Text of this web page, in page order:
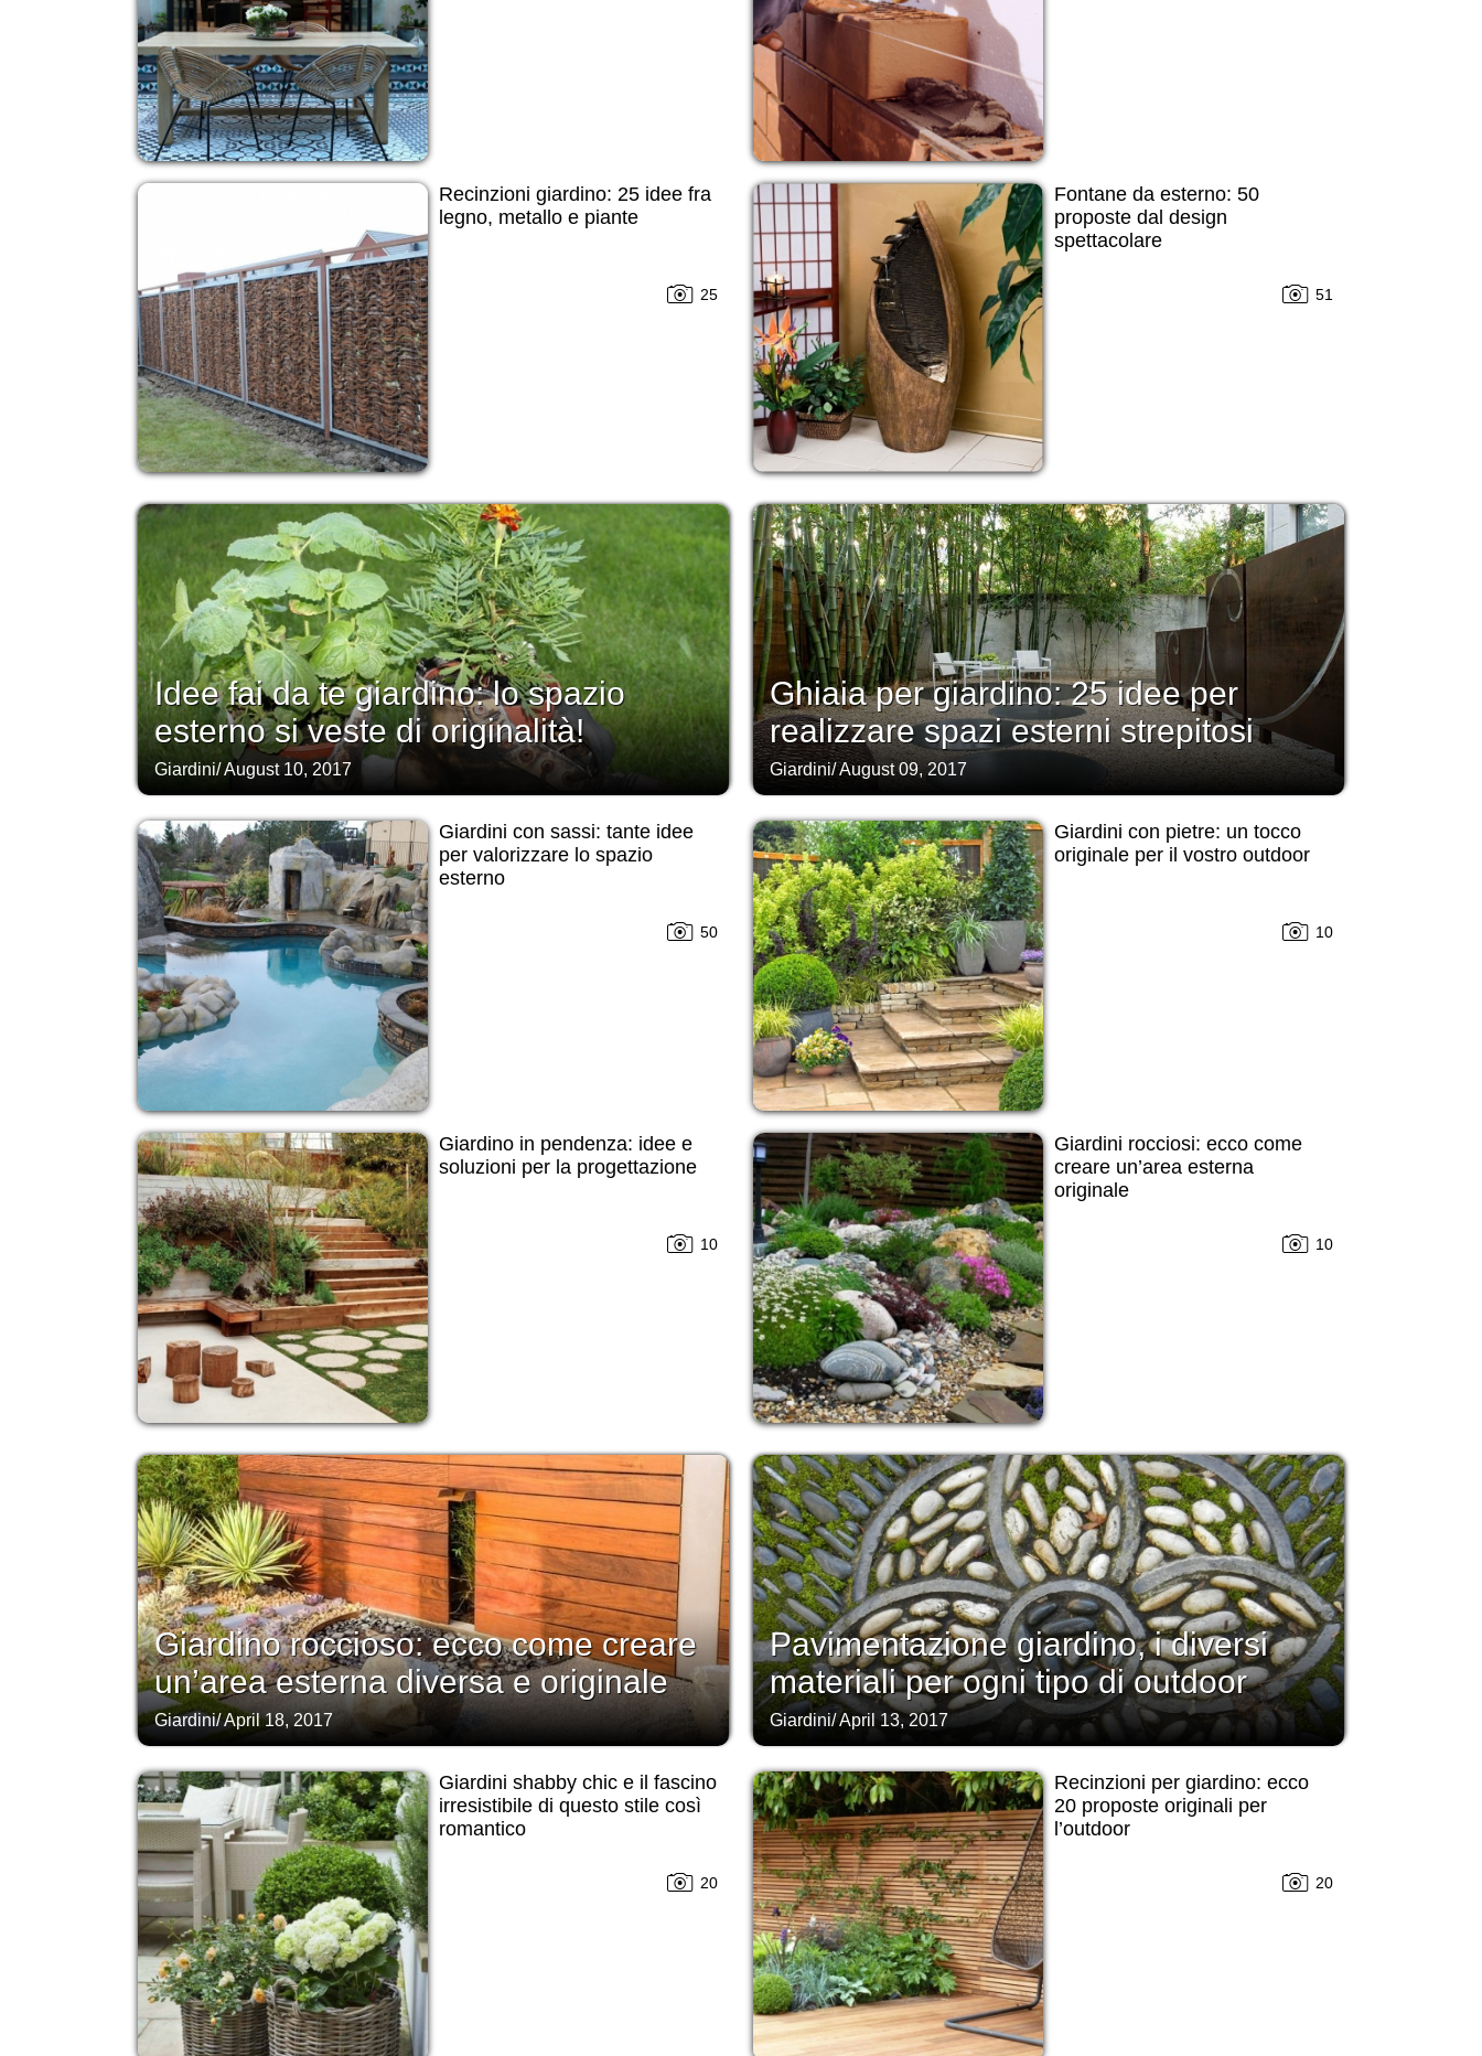
Recinzioni giardino: 25 idee fra
legno, metallo e piante
25
Fontane da esterno: 50
proposte dal design
spettacolare
51
Idee fai da te giardino: lo spazio
esterno si veste di originalità!
Giardini/August 10, 2017
Ghiaia per giardino: 25 idee per
realizzare spazi esterni strepitosi
Giardini/August 09, 2017
Giardini con sassi: tante idee
per valorizzare lo spazio
esterno
50
Giardini con pietre: un tocco
originale per il vostro outdoor
10
Giardino in pendenza: idee e
soluzioni per la progettazione
10
Giardini rocciosi: ecco come
creare un’area esterna
originale
10
Giardino roccioso: ecco come creare
un’area esterna diversa e originale
Giardini/April 18, 2017
Pavimentazione giardino, i diversi
materiali per ogni tipo di outdoor
Giardini/April 13, 2017
Giardini shabby chic e il fascino
irresistibile di questo stile così
romantico
20
Recinzioni per giardino: ecco
20 proposte originali per
l’outdoor
20